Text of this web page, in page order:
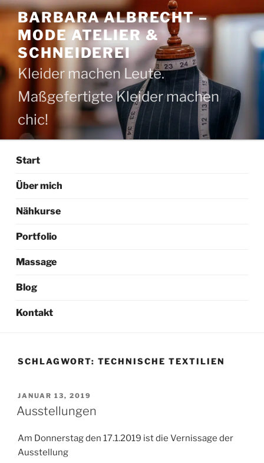
Zum
Inhalt
springen
BARBARA ALBRECHT –
MODE ATELIER &
SCHNEIDEREI
Kleider machen Leute.
Maßgefertigte Kleider machen
chic!
Start
Über mich
Nähkurse
Portfolio
Massage
Blog
Kontakt
SCHLAGWORT: TECHNISCHE TEXTILIEN
VERÖFFENTLICHT
AM
JANUAR 13, 2019
Ausstellungen
Am Donnerstag den 17.1.2019 ist die Vernissage der
Ausstellung